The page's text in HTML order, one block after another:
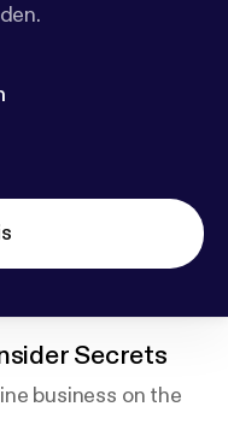
Secrets
business on the